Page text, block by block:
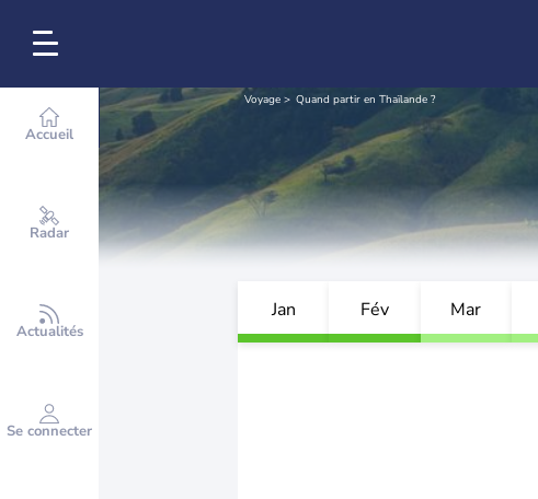
Accueil
Radar
Actualités
Se connecter
Voyage Quand partir en Thaïlande ?
Jan Fév Mar